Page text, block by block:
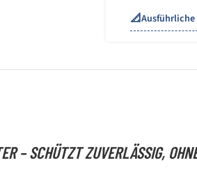
📐
– SCHÜTZT ZUVERLÄSSIG,